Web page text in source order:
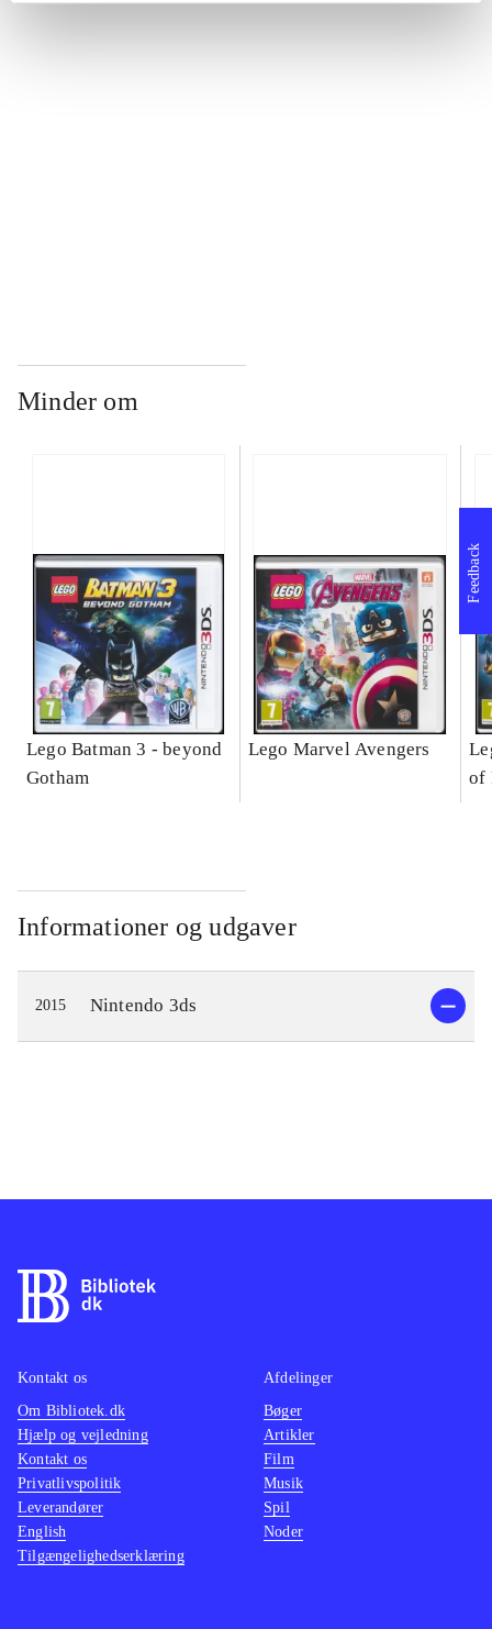
Minder om
Lego Batman 3 - beyond
Gotham
Lego Marvel Avengers
of
Informationer og udgaver
2015 Nintendo 3ds
Feedback
Kontakt os
Om Bibliotek.dk
Hjælp og vejledning
Kontakt os
Privatlivspolitik
Leverandører
English
Tilgængelighedserklæring
Afdelinger
Bøger
Artikler
Film
Musik
Spil
Noder